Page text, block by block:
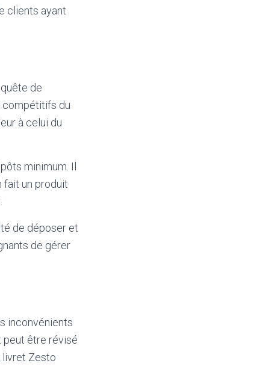
clients ayant
de
compétitifs du
à celui du
minimum. Il
fait un produit
de déposer et
de gérer
inconvénients
peut être révisé
livret Zesto